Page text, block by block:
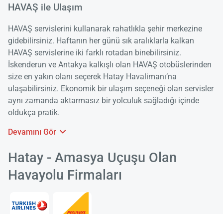
HAVAŞ ile Ulaşım
HAVAŞ servislerini kullanarak rahatlıkla şehir merkezine
gidebilirsiniz. Haftanın her günü sık aralıklarla kalkan
HAVAŞ servislerine iki farklı rotadan binebilirsiniz.
İskenderun ve Antakya kalkışlı olan HAVAŞ otobüslerinden
size en yakın olanı seçerek Hatay Havalimanı’na
ulaşabilirsiniz. Ekonomik bir ulaşım seçeneği olan servisler
aynı zamanda aktarmasız bir yolculuk sağladığı içinde
oldukça pratik.
Devamını Gör
Hatay - Amasya Uçuşu Olan
Havayolu Firmaları